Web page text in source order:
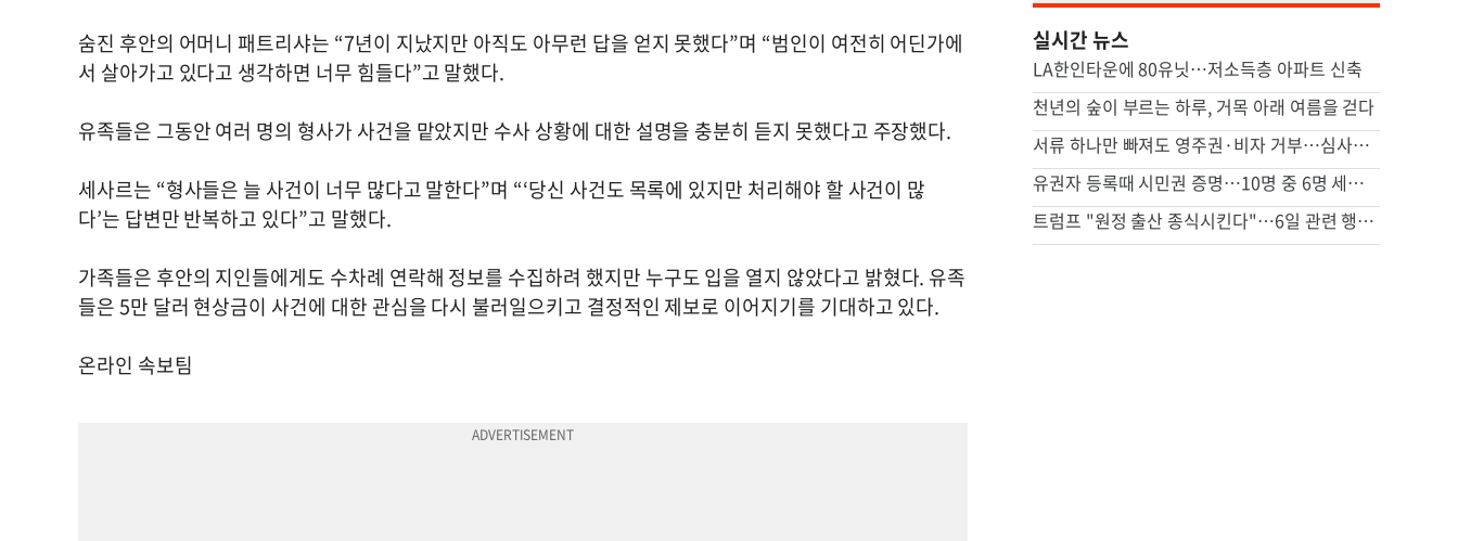
숨진 후안의 어머니 패트리샤는 “7년이 지났지만 아직도 아무런 답을 얻지 못했다”며 “범인이 여전히 어딘가에
서 살아가고 있다고 생각하면 너무 힘들다”고 말했다.
유족들은 그동안 여러 명의 형사가 사건을 맡았지만 수사 상황에 대한 설명을 충분히 듣지 못했다고 주장했다.
세사르는 “형사들은 늘 사건이 너무 많다고 말한다”며 “‘당신 사건도 목록에 있지만 처리해야 할 사건이 많
다’는 답변만 반복하고 있다”고 말했다.
가족들은 후안의 지인들에게도 수차례 연락해 정보를 수집하려 했지만 누구도 입을 열지 않았다고 밝혔다. 유족
들은 5만 달러 현상금이 사건에 대한 관심을 다시 불러일으키고 결정적인 제보로 이어지기를 기대하고 있다.
온라인 속보팀
실시간 뉴스
LA한인타운에 80유닛…저소득층 아파트 신축
천년의 숲이 부르는 하루, 거목 아래 여름을 걷다
서류 하나만 빠져도 영주권·비자 거부…심사관 재량권 대폭 확대
유권자 등록때 시민권 증명…10명 중 6명 세이브안 찬성
트럼프 "원정 출산 종식시킨다"…6일 관련 행정명령에 서명